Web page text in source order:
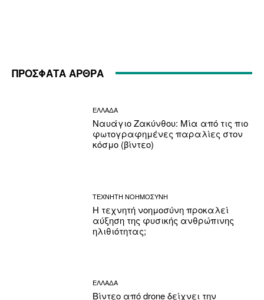
ΠΡΟΣΦΑΤΑ ΑΡΘΡΑ
ΕΛΛΑΔΑ
Ναυάγιο Ζακύνθου: Μία από τις πιο
φωτογραφημένες παραλίες στον
κόσμο (βίντεο)
ΤΕΧΝΗΤΗ ΝΟΗΜΟΣΥΝΗ
Η τεχνητή νοημοσύνη προκαλεί
αύξηση της φυσικής ανθρώπινης
ηλιθιότητας;
ΕΛΛΑΔΑ
Βίντεο από drone δείχνει την